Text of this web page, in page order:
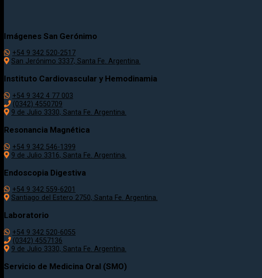
Imágenes San Gerónimo
+54 9 342 520-2517
San Jerónimo 3337, Santa Fe. Argentina.
Instituto Cardiovascular y Hemodinamia
+54 9 342 4 77 003
(0342) 4550709
9 de Julio 3330, Santa Fe. Argentina.
Resonancia Magnética
+54 9 342 546-1399
9 de Julio 3316, Santa Fe. Argentina.
Endoscopia Digestiva
+54 9 342 559-6201
Santiago del Estero 2750, Santa Fe. Argentina.
Laboratorio
+54 9 342 520-6055
(0342) 4557136
9 de Julio 3330, Santa Fe. Argentina.
Servicio de Medicina Oral (SMO)